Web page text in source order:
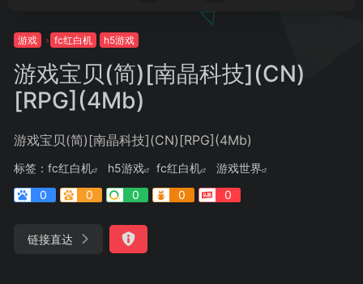
游戏 fc红白机 h5游戏
游戏宝贝(简)[南晶科技](CN)
[RPG](4Mb)
游戏宝贝(简)[南晶科技](CN)[RPG](4Mb)
标签： fc红白机 h5游戏 fc红白机
游戏世界
0
0 0 0 0
链接直达